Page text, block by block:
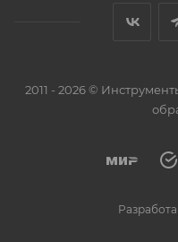
2011 - 2026 ©